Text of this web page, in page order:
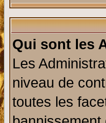
Qui sont les
Les
niveau de
toutes les